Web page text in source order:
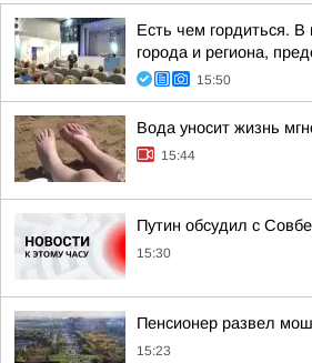
Есть чем гордиться. В
города и региона,
15:50
Вода уносит жизнь
15:44
Путин обсудил с
15:30
Пенсионер развел
15:23